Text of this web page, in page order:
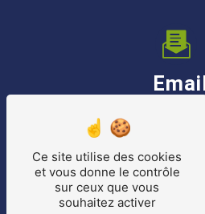
Ce site utilise des cookies
et vous donne le contrôle
sur ceux que vous
souhaitez activer